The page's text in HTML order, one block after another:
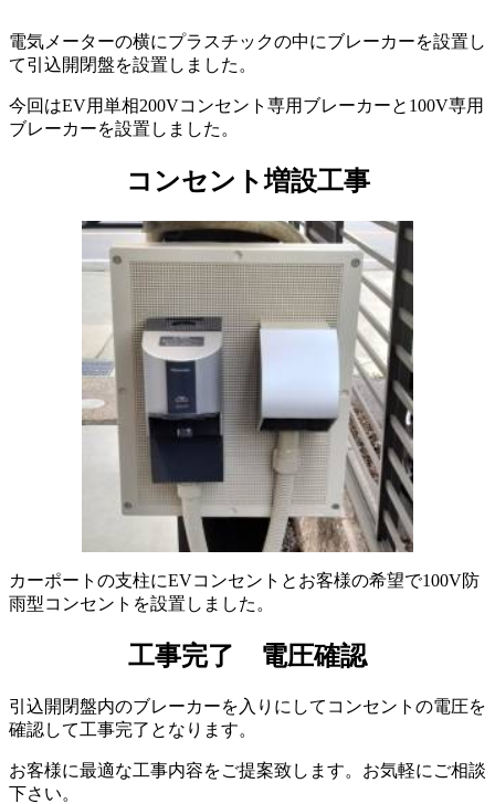
電気メーターの横にプラスチックの中にブレーカーを設置し
て引込開閉盤を設置しました。
今回はEV用単相200Vコンセント専用ブレーカーと100V専用
ブレーカーを設置しました。
コンセント増設工事
カーポートの支柱にEVコンセントとお客様の希望で100V防
雨型コンセントを設置しました。
工事完了 電圧確認
引込開閉盤内のブレーカーを入りにしてコンセントの電圧を
確認して工事完了となります。
お客様に最適な工事内容をご提案致します。お気軽にご相談
下さい。